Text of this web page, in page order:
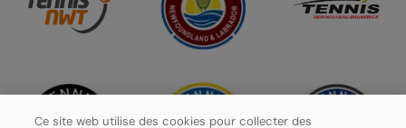
Ce site web utilise des cookies pour collecter des